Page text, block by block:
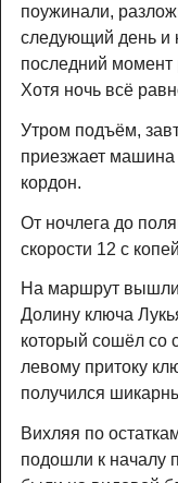
поужинали,
следующий день и
последний момент
Хотя ночь всё
Утром подъём,
приезжает
кордон.
От ночлега до
скорости 12 c
На маршрут вышли
Долину ключа
который сошёл со
левому притоку
получился
Вихляя по
подошли к началу